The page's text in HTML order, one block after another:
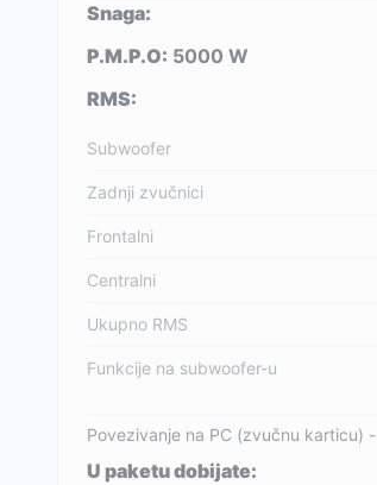
Snaga:
P.M.P.O: 5000 W
RMS:
Subwoofer
Zadnji zvučnici
Frontalni
Centralni
Ukupno RMS
Funkcije na subwoofer-u
Povezivanje na PC (zvučnu karticu)
U paketu dobijate: